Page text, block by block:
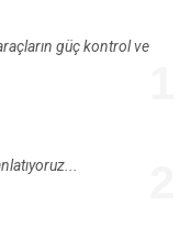
güç kontrol ve